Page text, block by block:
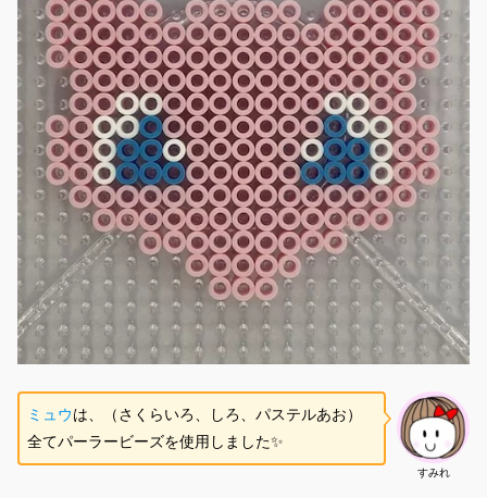
すみれ
ミュウは、（さくらいろ、しろ、パステルあお）
全てパーラービーズを使用しました✨